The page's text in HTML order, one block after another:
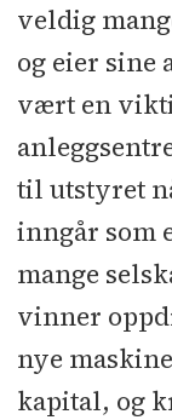
veldig
og eier sine
vært en
til utstyret
inngår som
mange
vinner
nye
kapital, og